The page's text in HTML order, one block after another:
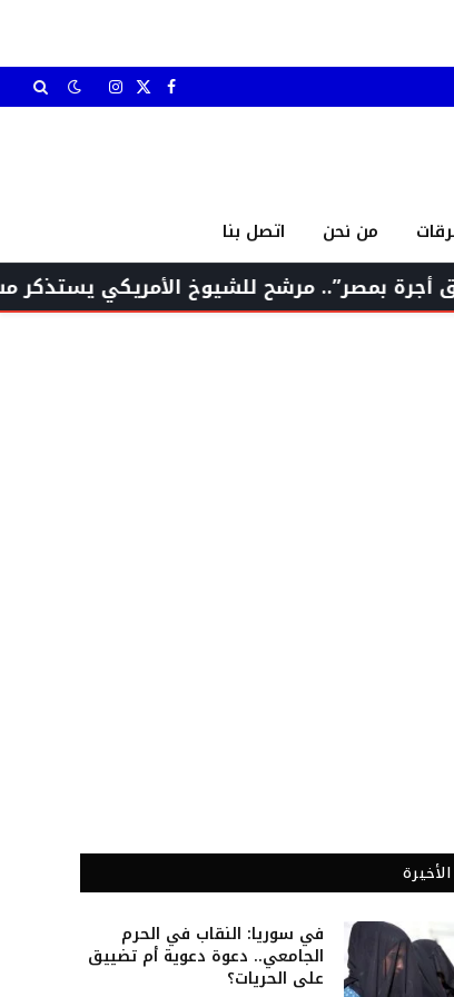
فيسبوك
X الانستغرام
من نحن اتصل بنا
مرشح للشيوخ الأمريكي يستذكر مسيرته
الأخيرة
في سوريا: النقاب في الحرم
الجامعي.. دعوة دعوية أم تضييق
على الحريات؟